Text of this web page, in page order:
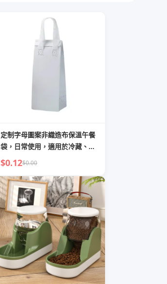
定制字母圖案非織造布保溫午餐
袋，日常使用，適用於冷藏、外
賣食品及飲料、配送及購物
$0.12$0.00